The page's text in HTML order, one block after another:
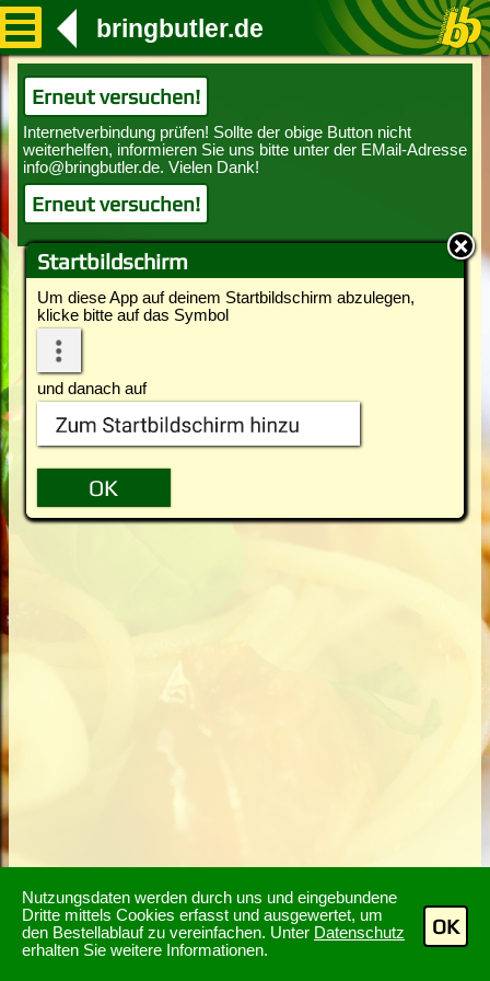
Nutzungsdaten werden durch uns und eingebundene
Dritte mittels Cookies erfasst und ausgewertet, um
den Bestellablauf zu vereinfachen. Unter Datenschutz
erhalten Sie weitere Informationen.
OK
Startbildschirm
Um diese App auf deinem Startbildschirm abzulegen,
klicke bitte auf das Symbol
und danach auf
bringbutler.de
Erneut versuchen!
Erneut versuchen!